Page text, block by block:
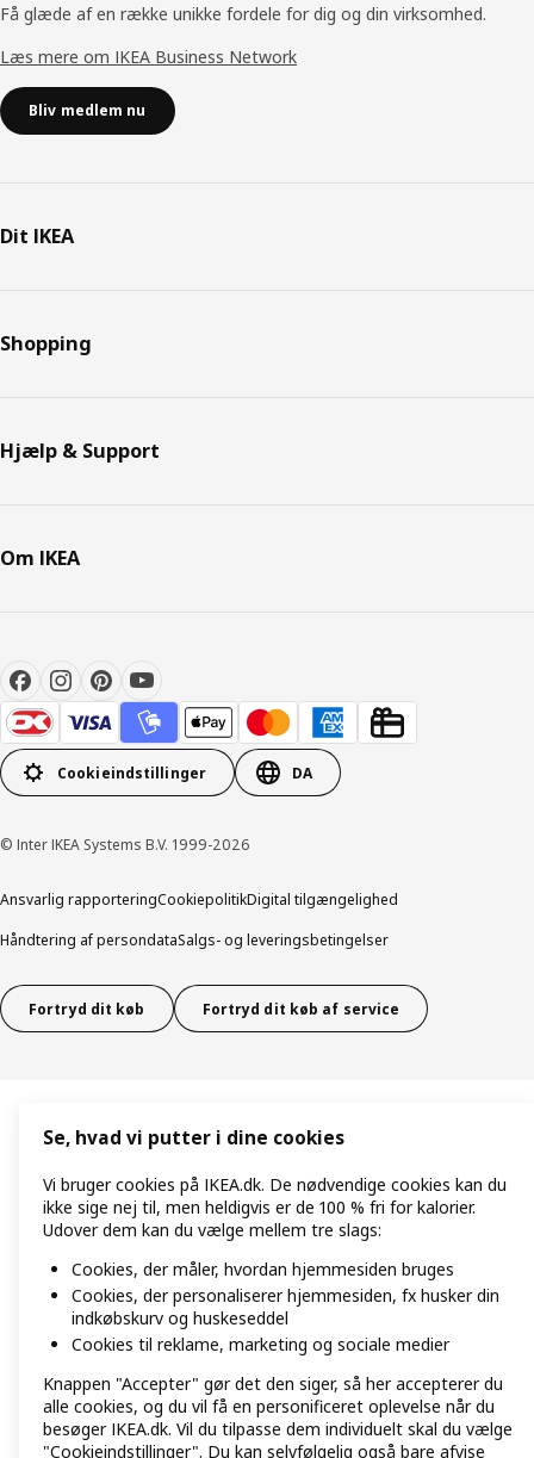
Få glæde af en række unikke fordele for dig og din virksomhed.
Læs mere om IKEA Business Network
Bliv medlem nu
Dit IKEA
Shopping
Hjælp & Support
Om IKEA
Cookieindstillinger DA
© Inter IKEA Systems B.V. 1999-2026
Ansvarlig rapporteringCookiepolitikDigital tilgængelighed
Håndtering af persondataSalgs- og leveringsbetingelser
Fortryd dit køb Fortryd dit køb af service
Se, hvad vi putter i dine cookies
Vi bruger cookies på IKEA.dk. De nødvendige cookies kan du
ikke sige nej til, men heldigvis er de 100 % fri for kalorier.
Udover dem kan du vælge mellem tre slags:
Cookies, der måler, hvordan hjemmesiden bruges
Cookies, der personaliserer hjemmesiden, fx husker din
indkøbskurv og huskeseddel
Cookies til reklame, marketing og sociale medier
Knappen "Accepter" gør det den siger, så her accepterer du
alle cookies, og du vil få en personificeret oplevelse når du
besøger IKEA.dk. Vil du tilpasse dem individuelt skal du vælge
"Cookieindstillinger". Du kan selvfølgelig også bare afvise